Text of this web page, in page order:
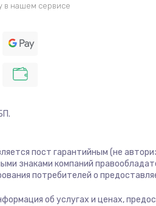
в нашем сервисе
пост гарантийным (не
знаками компаний
потребителей о
об услугах и ценах,